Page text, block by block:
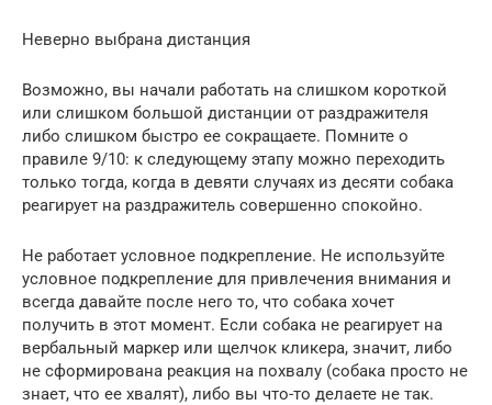
Неверно выбрана дистанция
Возможно, вы начали работать на слишком короткой
или слишком большой дистанции от раздражителя
либо слишком быстро ее сокращаете. Помните о
правиле 9/10: к следующему этапу можно переходить
только тогда, когда в девяти случаях из десяти собака
реагирует на раздражитель совершенно спокойно.
Не работает условное подкрепление. Не используйте
условное подкрепление для привлечения внимания и
всегда давайте после него то, что собака хочет
получить в этот момент. Если собака не реагирует на
вербальный маркер или щелчок кликера, значит, либо
не сформирована реакция на похвалу (собака просто не
знает, что ее хвалят), либо вы что-то делаете не так.